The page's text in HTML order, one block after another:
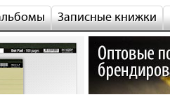
Записные книжки